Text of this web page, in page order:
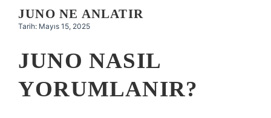
Hakkımızda
JUNO NE ANLATIR
Tarih: Mayıs 15, 2025
JUNO NASIL
YORUMLANIR?